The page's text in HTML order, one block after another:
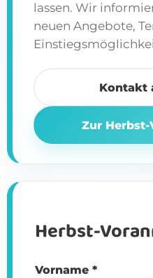
lassen. Wir
neuen Angebote,
Kontakt
Zur
Herbst-
Vorname *